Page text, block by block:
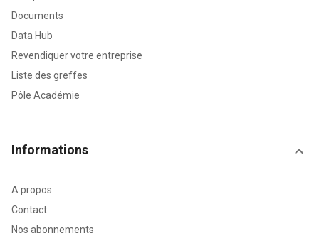
Documents
Data Hub
Revendiquer votre entreprise
Liste des greffes
Pôle Académie
Informations
A propos
Contact
Nos abonnements